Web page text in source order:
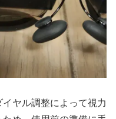
ヤル調整によって視力